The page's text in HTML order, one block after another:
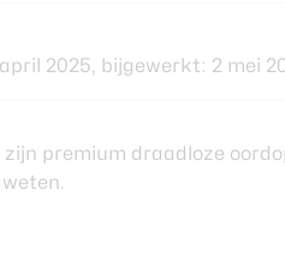
2025, bijgewerkt: 2 mei
zijn premium draadloze